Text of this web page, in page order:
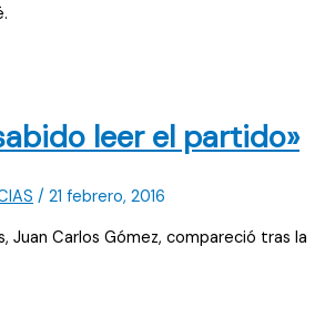
leer el partido»
/ 21 febrero, 2016
Juan Carlos Gómez, compareció tras la